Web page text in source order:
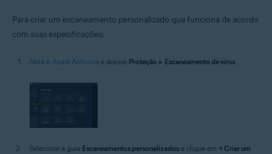
Para criar um escaneamento personalizado que funciona de acordo
com suas especificações:
Abra o Avast Antivirus e acesse Proteção ▸ Escaneamento de vírus.
Selecione a guia Escaneamentos personalizados e clique em + Criar um